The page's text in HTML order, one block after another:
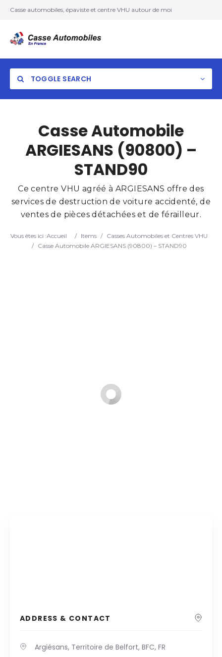
Casse automobiles, épaviste et centre VHU autour de moi
TOGGLE SEARCH
Search
Casse Automobile
ARGIESANS (90800) –
STAND90
Ce centre VHU agréé à ARGIESANS offre des
services de destruction de voiture accidenté, de
ventes de pièces détachées et de férailleur.
Vous êtes ici :Accueil / Items / Casses Automobiles et Centres VHU
/
Casse Automobile ARGIESANS (90800) – STAND90
ADDRESS & CONTACT
Argiésans, Territoire de Belfort, BFC, FR